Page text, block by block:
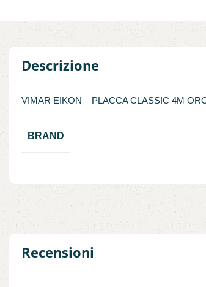
Descrizione
VIMAR EIKON – PLACCA CLASSIC 4M
BRAND
Recensioni